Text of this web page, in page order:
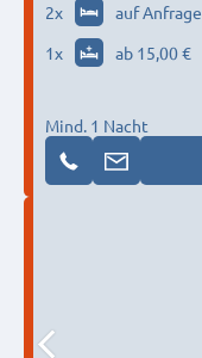
2x auf Anfrage
1x ab 15,00 €
Mind. 1 Nacht